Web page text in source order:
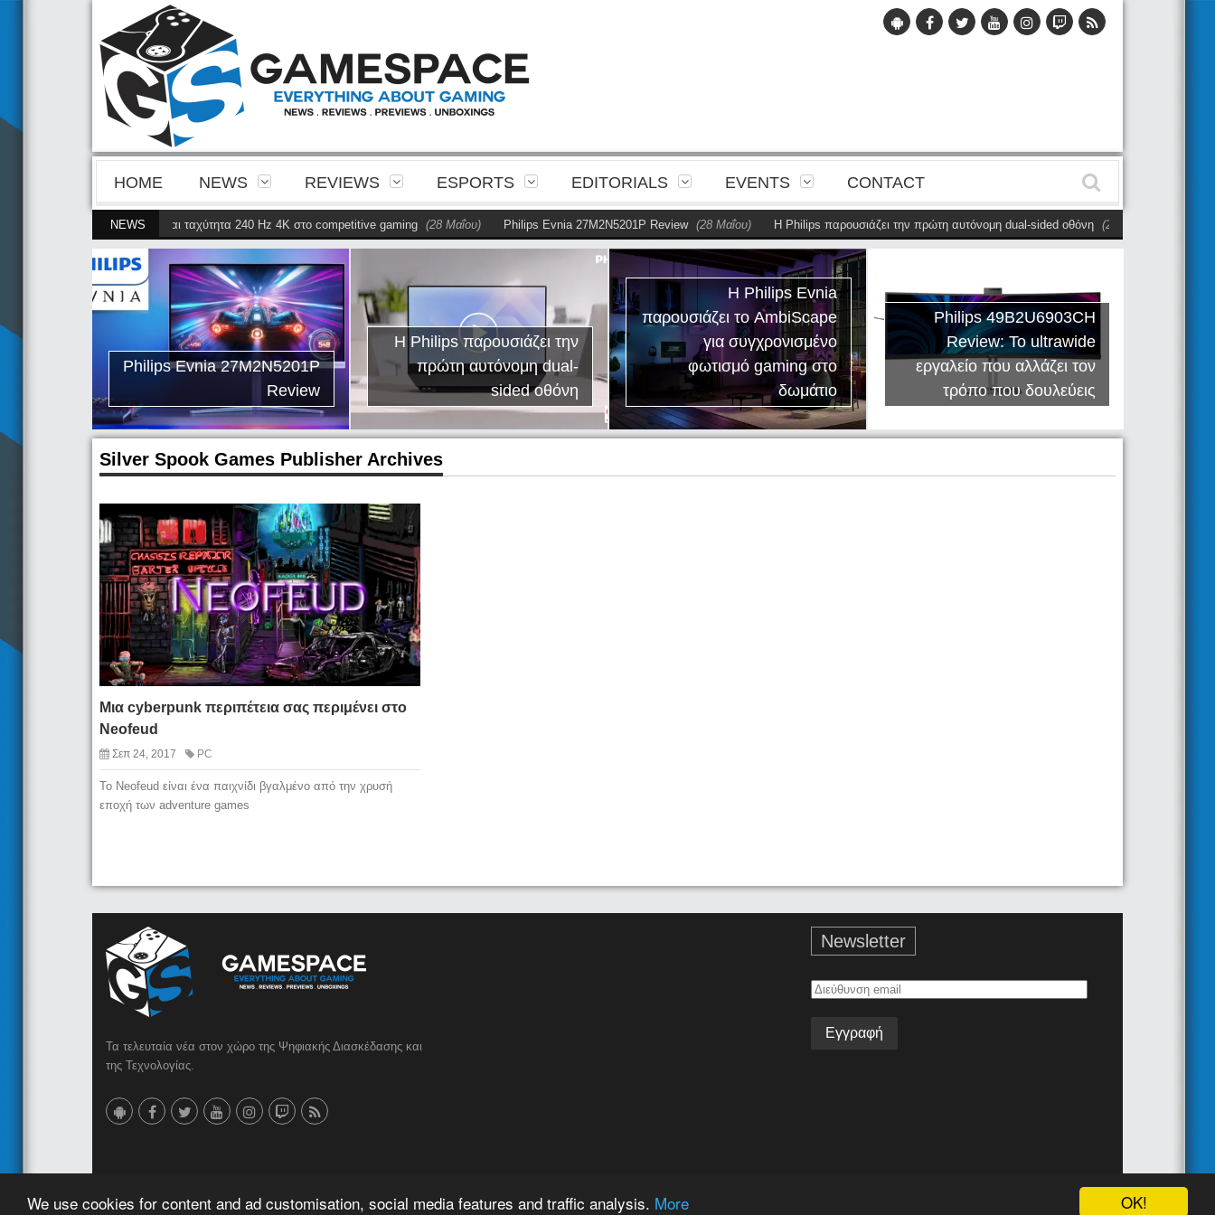
OK!
We use cookies for content and ad customisation, social media features and traffic analysis. More
HOME NEWS REVIEWS ESPORTS EDITORIALS EVENTS CONTACT
NEWS
της 4ης γενιάς QD-OLED και ταχύτητα 240 Hz 4K στο competitive gaming (28 Μαΐου) Philips Evnia 27M2N5201P Review (28 Μαΐου) Η Philips παρουσιάζει την πρώτη αυτόνομη dual-sided οθόνη (28 Μαΐου)
Philips Evnia 27M2N5201P
Review
Η Philips παρουσιάζει την
πρώτη αυτόνομη dual-
sided οθόνη
Η Philips Evnia
παρουσιάζει το AmbiScape
για συγχρονισμένο
φωτισμό gaming στο
δωμάτιο
Philips 49B2U6903CH
Review: Το ultrawide
εργαλείο που αλλάζει τον
τρόπο που δουλεύεις
Silver Spook Games Publisher Archives
Μια cyberpunk περιπέτεια σας περιμένει στο
Neofeud
Σεπ 24, 2017 PC
Το Neofeud είναι ένα παιχνίδι βγαλμένο από την χρυσή
εποχή των adventure games
Τα τελευταία νέα στον χώρο της Ψηφιακής Διασκέδασης και
της Τεχνολογίας.
Newsletter
Διεύθυνση
Join the team!